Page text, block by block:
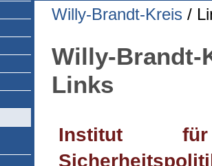
Willy-Brandt-Kreis /
Willy-Brandt-
Links
Institut für